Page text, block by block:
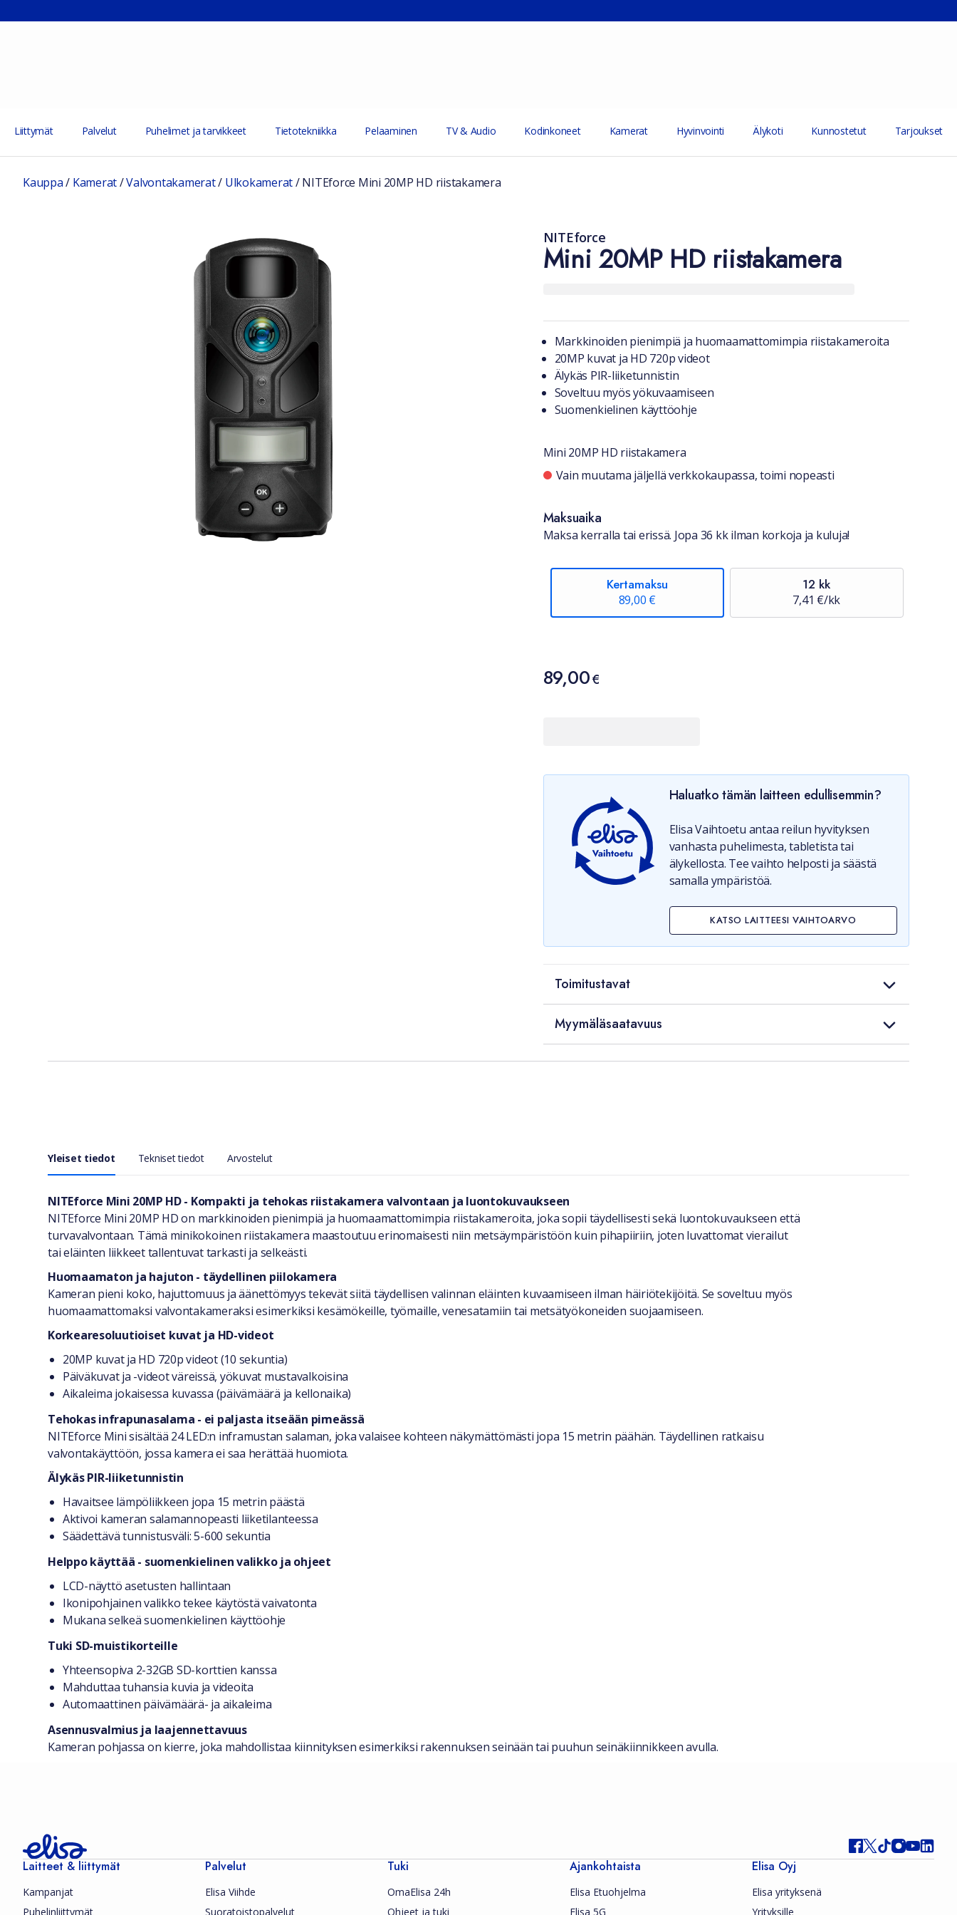
Liittymät Palvelut Puhelimet ja tarvikkeet Tietotekniikka Pelaaminen TV & Audio Kodinkoneet Kamerat Hyvinvointi Älykoti Kunnostetut Tarjoukset
Kauppa/ Kamerat/Valvontakamerat/ Ulkokamerat/NITEforce Mini 20MP HD riistakamera
NITEforce
Mini 20MP HD riistakamera
Tuotteesta lyhyesti
Markkinoiden pienimpiä ja huomaamattomimpia riistakameroita
20MP kuvat ja HD 720p videot
Älykäs PIR-liiketunnistin
Soveltuu myös yökuvaamiseen
Suomenkielinen käyttöohje
Mini 20MP HD riistakamera
Saatavuustiedot
Vain muutama jäljellä verkkokaupassa, toimi nopeasti
Maksuaika
Maksa kerralla tai erissä. Jopa 36 kk ilman korkoja ja kuluja!
Kertamaksu
89,00 €
12 kk
7,41 €/kk
Hinta
89,00 €
89,00€
Haluatko tämän laitteen edullisemmin?
Elisa Vaihtoetu antaa reilun hyvityksen
vanhasta puhelimesta, tabletista tai
älykellosta. Tee vaihto helposti ja säästä
samalla ympäristöä.
KATSO LAITTEESI VAIHTOARVO
Toimitustavat
Myymäläsaatavuus
Yleiset tiedot Tekniset tiedot Arvostelut
Yleiset tiedot
NITEforce Mini 20MP HD - Kompakti ja tehokas riistakamera valvontaan ja luontokuvaukseen
NITEforce Mini 20MP HD on markkinoiden pienimpiä ja huomaamattomimpia riistakameroita, joka sopii täydellisesti sekä luontokuvaukseen että
turvavalvontaan. Tämä minikokoinen riistakamera maastoutuu erinomaisesti niin metsäympäristöön kuin pihapiiriin, joten luvattomat vierailut
tai eläinten liikkeet tallentuvat tarkasti ja selkeästi.
Huomaamaton ja hajuton - täydellinen piilokamera
Kameran pieni koko, hajuttomuus ja äänettömyys tekevät siitä täydellisen valinnan eläinten kuvaamiseen ilman häiriötekijöitä. Se soveltuu myös
huomaamattomaksi valvontakameraksi esimerkiksi kesämökeille, työmaille, venesatamiin tai metsätyökoneiden suojaamiseen.
Korkearesoluutioiset kuvat ja HD-videot
20MP kuvat ja HD 720p videot (10 sekuntia)
Päiväkuvat ja -videot väreissä, yökuvat mustavalkoisina
Aikaleima jokaisessa kuvassa (päivämäärä ja kellonaika)
Tehokas infrapunasalama - ei paljasta itseään pimeässä
NITEforce Mini sisältää 24 LED:n inframustan salaman, joka valaisee kohteen näkymättömästi jopa 15 metrin päähän. Täydellinen ratkaisu
valvontakäyttöön, jossa kamera ei saa herättää huomiota.
Älykäs PIR-liiketunnistin
Havaitsee lämpöliikkeen jopa 15 metrin päästä
Aktivoi kameran salamannopeasti liiketilanteessa
Säädettävä tunnistusväli: 5-600 sekuntia
Helppo käyttää - suomenkielinen valikko ja ohjeet
LCD-näyttö asetusten hallintaan
Ikonipohjainen valikko tekee käytöstä vaivatonta
Mukana selkeä suomenkielinen käyttöohje
Tuki SD-muistikorteille
Yhteensopiva 2-32GB SD-korttien kanssa
Mahduttaa tuhansia kuvia ja videoita
Automaattinen päivämäärä- ja aikaleima
Asennusvalmius ja laajennettavuus
Kameran pohjassa on kierre, joka mahdollistaa kiinnityksen esimerkiksi rakennuksen seinään tai puuhun seinäkiinnikkeen avulla.
Laitteet & liittymät
Kampanjat
Puhelinliittymät
Palvelut
Elisa Viihde
Suoratoistopalvelut
Tuki
OmaElisa 24h
Ohjeet ja tuki
Ajankohtaista
Elisa Etuohjelma
Elisa 5G
Elisa Oyj
Elisa yrityksenä
Yrityksille